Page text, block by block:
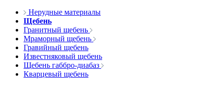
Нерудные материалы
Щебень
Гранитный щебень
Мраморный щебень
Гравийный щебень
Известняковый щебень
Щебень габбро-диабаз
Кварцевый щебень